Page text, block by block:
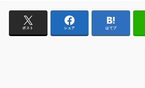
ポスト シェア はてブ